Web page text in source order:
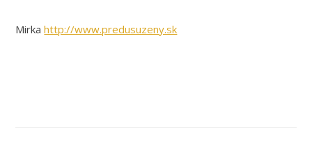
Mirkahttp://www.predusuzeny.sk